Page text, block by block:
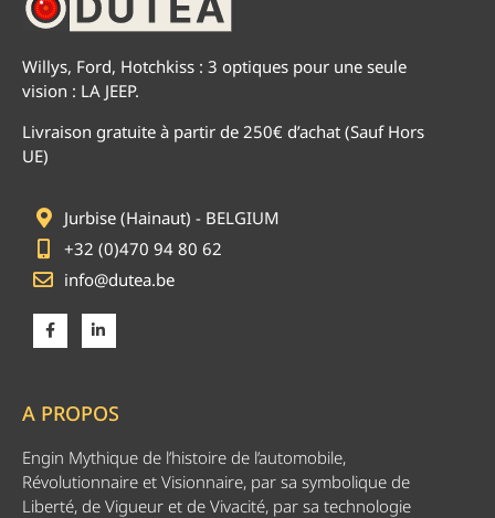
Willys, Ford, Hotchkiss : 3 optiques pour une seule
vision : LA JEEP.
Livraison gratuite à partir de 250€ d’achat (Sauf Hors
UE)
Jurbise (Hainaut) - BELGIUM
+32 (0)470 94 80 62
info@dutea.be
A PROPOS
Engin Mythique de l’histoire de l’automobile,
Révolutionnaire et Visionnaire, par sa symbolique de
Liberté, de Vigueur et de Vivacité, par sa technologie